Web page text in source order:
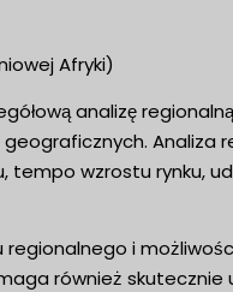
Afryki)
analizę
Analiza
tempo wzrostu rynku,
i
również skutecznie